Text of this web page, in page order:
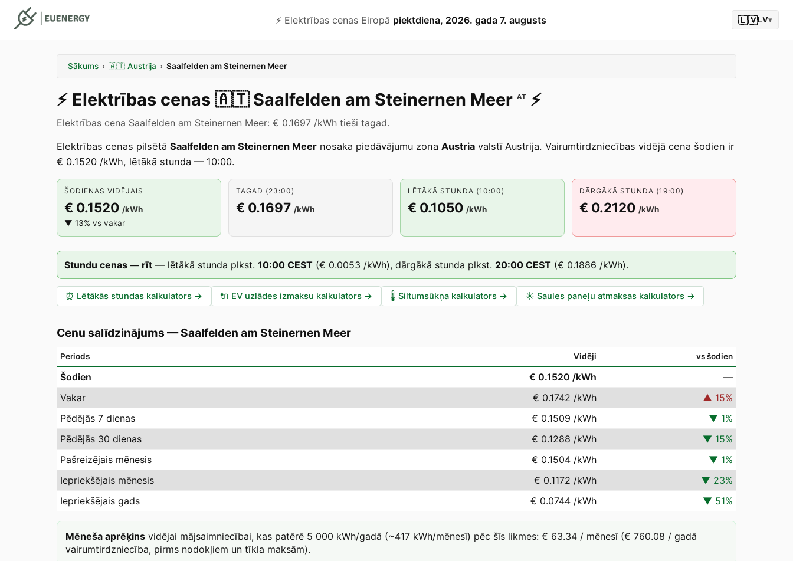
⚡️ Elektrības cenas Eiropā piektdiena, 2026. gada 7. augusts 🇱🇻LV▾
Sākums › 🇦🇹 Austrija › Saalfelden am Steinernen Meer
⚡️ Elektrības cenas 🇦🇹 Saalfelden am Steinernen Meer AT ⚡️
Elektrības cena Saalfelden am Steinernen Meer: € 0.1697 /kWh tieši tagad.
Elektrības cenas pilsētā Saalfelden am Steinernen Meer nosaka piedāvājumu zona Austria valstī Austrija. Vairumtirdzniecības vidējā cena šodien ir
€ 0.1520 /kWh, lētākā stunda — 10:00.
ŠODIENAS VIDĒJAIS
€ 0.1520 /kWh
▼ 13% vs vakar
TAGAD (23:00)
€ 0.1697 /kWh
LĒTĀKĀ STUNDA (10:00)
€ 0.1050 /kWh
DĀRGĀKĀ STUNDA (19:00)
€ 0.2120 /kWh
Stundu cenas — rīt — lētākā stunda plkst. 10:00 CEST (€ 0.0053 /kWh), dārgākā stunda plkst. 20:00 CEST (€ 0.1886 /kWh).
⏰ Lētākās stundas kalkulators → 🔌 EV uzlādes izmaksu kalkulators → 🌡️ Siltumsūkņa kalkulators → ☀️ Saules paneļu atmaksas kalkulators →
Cenu salīdzinājums —Saalfelden am Steinernen Meer
Periods Vidēji vs šodien
Šodien € 0.1520 /kWh
—
Vakar
€ 0.1742 /kWh ▲ 15%
Pēdējās 7 dienas
€ 0.1509 /kWh ▼ 1%
Pēdējās 30 dienas
€ 0.1288 /kWh ▼ 15%
Pašreizējais mēnesis
€ 0.1504 /kWh ▼ 1%
Iepriekšējais mēnesis
€ 0.1172 /kWh ▼ 23%
Iepriekšējais gads
€ 0.0744 /kWh ▼ 51%
Mēneša aprēķins vidējai mājsaimniecībai, kas patērē 5 000 kWh/gadā (~417 kWh/mēnesī) pēc šīs likmes: € 63.34 / mēnesī (€ 760.08 / gadā
vairumtirdzniecība, pirms nodokļiem un tīkla maksām).